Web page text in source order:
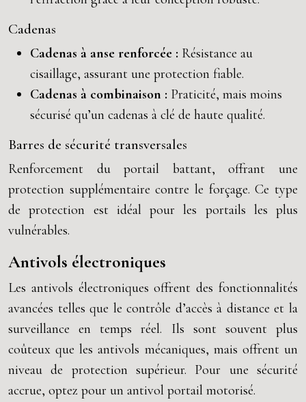
Cadenas
Cadenas à anse renforcée : Résistance au
cisaillage, assurant une protection fiable.
Cadenas à combinaison : Praticité, mais moins
sécurisé qu’un cadenas à clé de haute qualité.
Barres de sécurité transversales
Renforcement du portail battant, offrant une
protection supplémentaire contre le forçage. Ce type
de protection est idéal pour les portails les plus
vulnérables.
Antivols électroniques
Les antivols électroniques offrent des fonctionnalités
avancées telles que le contrôle d’accès à distance et la
surveillance en temps réel. Ils sont souvent plus
coûteux que les antivols mécaniques, mais offrent un
niveau de protection supérieur. Pour une sécurité
accrue, optez pour un antivol portail motorisé.